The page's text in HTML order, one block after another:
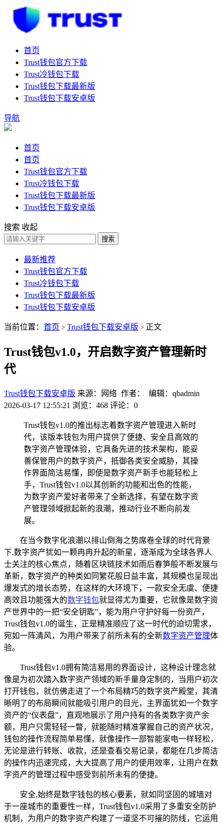
首页
Trust钱包官方下载
Trust冷钱包下载
Trust钱包下载最新版
Trust钱包下载安卓版
导航
首页
首页
Trust钱包官方下载
Trust冷钱包下载
Trust钱包下载最新版
Trust钱包下载安卓版
搜索 收起
搜索
最新推荐
Trust钱包官方下载
Trust冷钱包下载
Trust钱包下载最新版
Trust钱包下载安卓版
当前位置： 首页 > Trust钱包下载安卓版 > 正文
Trust钱包v1.0，开启数字资产管理新时
代
Trust钱包下载安卓版 来源：网络 作者： 编辑：qbadmin
2026-03-17 12:55:21 浏览：468 评论：0
Trust钱包v1.0的推出标志着数字资产管理进入新时
代，该版本钱包为用户提供了便捷、安全且高效的
数字资产管理体验，它具备先进的技术架构，能妥
善保管用户的数字资产，抵御各类安全威胁，其操
作界面简洁易懂，即使是数字资产新手也能轻松上
手，Trust钱包v1.0以其创新的功能和出色的性能，
为数字资产爱好者带来了全新选择，有望在数字资
产管理领域掀起新的浪潮，推动行业不断向前发
展。
在当今数字化浪潮以排山倒海之势席卷全球的时代背景
下,数字资产犹如一颗冉冉升起的新星，逐渐成为全球各界人
士关注的核心焦点，随着区块链技术如雨后春笋般不断发展与
革新，数字资产的种类如同繁花般日益丰富，其规模也呈现出
爆发式的增长态势，在这样的大环境下，一款安全无虞、便捷
高效且功能强大的数字钱包就显得尤为重要，它就像是数字资
产世界中的一把“安全钥匙”，能为用户守护好每一份资产，
Trust钱包v1.0的诞生，正是精准顺应了这一时代的迫切需求，
宛如一阵清风，为用户带来了前所未有的全新数字资产管理体
验。
Trust钱包v1.0拥有简洁易用的界面设计，这种设计理念就
像是为初次踏入数字资产领域的新手量身定制的，当用户初次
打开钱包，就仿佛走进了一个布局精巧的数字资产殿堂，其清
晰明了的布局瞬间就能吸引用户的目光，主界面犹如一个数字
资产的“仪表盘”，直观地展示了用户持有的各类数字资产余
额，用户只需轻轻一瞥，就能随时精准掌握自己的资产状况，
钱包的操作流程简单易懂，就像操作一部智能家电一样轻松，
无论是进行转账、收款，还是查看交易记录，都能在几步简洁
的操作内迅速完成，大大提高了用户的使用效率，让用户在数
字资产的管理过程中感受到前所未有的便捷。
安全,始终是数字钱包的核心要素，就如同坚固的城墙对
于一座城市的重要性一样，Trust钱包v1.0采用了多重安全防护
机制，为用户的数字资产构建了一道坚不可摧的防线，它运用